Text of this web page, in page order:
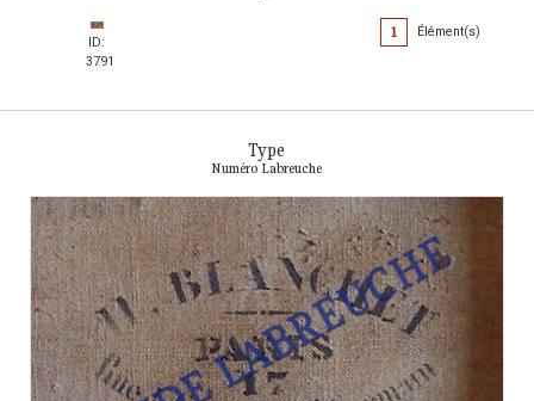
ID:
3791
1 Élément(s)
Type
Numéro Labreuche